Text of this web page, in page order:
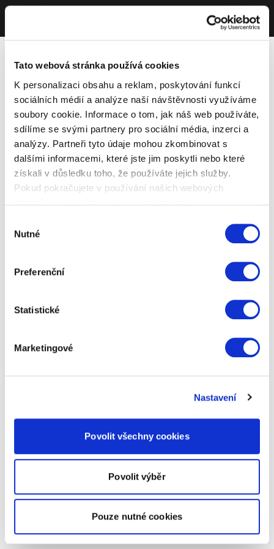
Tato webová stránka používá cookies
K personalizaci obsahu a reklam, poskytování funkcí
sociálních médií a analýze naší návštěvnosti využíváme
soubory cookie. Informace o tom, jak náš web používáte,
sdílíme se svými partnery pro sociální média, inzerci a
analýzy. Partneři tyto údaje mohou zkombinovat s
dalšími informacemi, které jste jim poskytli nebo které
získali v důsledku toho, že používáte jejich služby.
Pokud pokračujete v používání našich webových
souhlasu
Nutné
Preferenční
Statistické
Marketingové
Nastavení
Povolit všechny cookies
Povolit výběr
Pouze nutné cookies